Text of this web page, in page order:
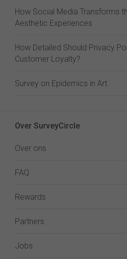
How Social Media Transforms
Aesthetic Experiences
How Detailed Should Privacy
Customer Loyalty?
Survey on Epidemics in Art
Over SurveyCircle
Over ons
FAQ
Rewards
Partners
Jobs